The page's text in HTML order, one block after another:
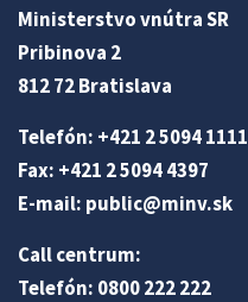
Ministerstvo vnútra SR
Pribinova 2
812 72 Bratislava
Telefón: +421 2 5094 1111
Fax: +421 2 5094 4397
E-mail: public@minv.sk
Call centrum:
Telefón: 0800 222 222